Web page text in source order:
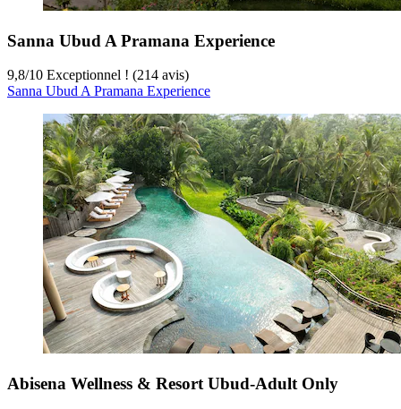
Sanna Ubud A Pramana Experience
9,8/10 Exceptionnel ! (214 avis)
Sanna Ubud A Pramana Experience
Abisena Wellness & Resort Ubud-Adult Only